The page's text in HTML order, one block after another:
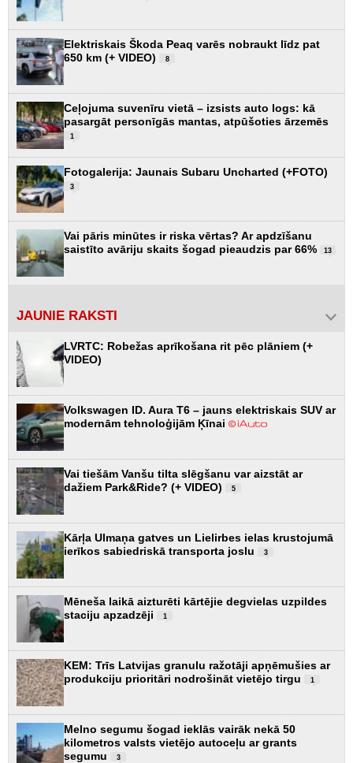
Elektriskais Škoda Peaq varēs nobraukt līdz pat
650 km (+ VIDEO)
8
Ceļojuma suvenīru vietā – izsists auto logs: kā
pasargāt personīgās mantas, atpūšoties ārzemēs
1
Fotogalerija: Jaunais Subaru Uncharted (+FOTO)
3
Vai pāris minūtes ir riska vērtas? Ar apdzīšanu
saistīto avāriju skaits šogad pieaudzis par 66%
13
JAUNIE RAKSTI
LVRTC: Robežas aprīkošana rit pēc plāniem (+
VIDEO)
Volkswagen ID. Aura T6 – jauns elektriskais SUV ar
modernām tehnoloģijām Ķīnai
Vai tiešām Vanšu tilta slēgšanu var aizstāt ar
dažiem Park&Ride? (+ VIDEO)
5
Kārļa Ulmaņa gatves un Lielirbes ielas krustojumā
ierīkos sabiedriskā transporta joslu
3
Mēneša laikā aizturēti kārtējie degvielas uzpildes
staciju apzadzēji
1
KEM: Trīs Latvijas granulu ražotāji apņēmušies ar
produkciju prioritāri nodrošināt vietējo tirgu
1
Melno segumu šogad ieklās vairāk nekā 50
kilometros valsts vietējo autoceļu ar grants
segumu
3